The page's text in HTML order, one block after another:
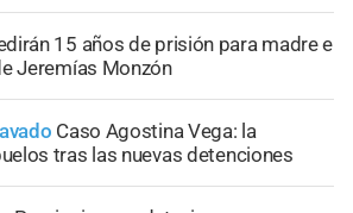
15 años de prisión para madre e
Jeremías Monzón
Caso Agostina Vega: la
tras las nuevas detenciones